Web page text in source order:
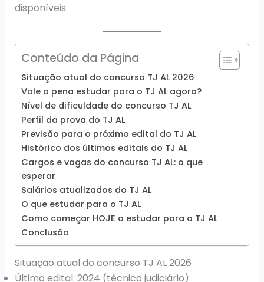
disponíveis.
Conteúdo da Página
Situação atual do concurso TJ AL 2026
Vale a pena estudar para o TJ AL agora?
Nível de dificuldade do concurso TJ AL
Perfil da prova do TJ AL
Previsão para o próximo edital do TJ AL
Histórico dos últimos editais do TJ AL
Cargos e vagas do concurso TJ AL: o que
esperar
Salários atualizados do TJ AL
O que estudar para o TJ AL
Como começar HOJE a estudar para o TJ AL
Conclusão
Situação atual do concurso TJ AL 2026
Último edital: 2024 (técnico judiciário)